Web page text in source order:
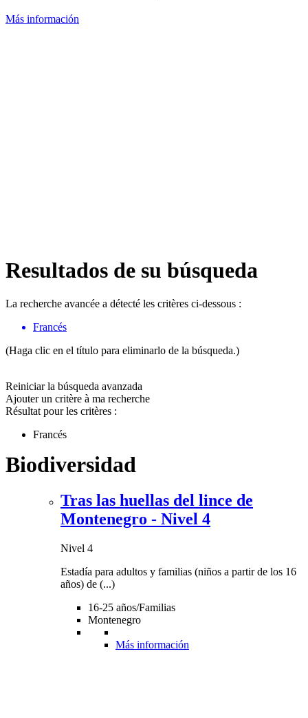
Más información
Resultados de su búsqueda
La recherche avancée a détecté les critères ci-dessous :
Francés
(Haga clic en el título para eliminarlo de la búsqueda.)
Reiniciar la búsqueda avanzada
Ajouter un critère à ma recherche
Résultat pour les critères :
Francés
Biodiversidad
Tras las huellas del lince de
Montenegro - Nivel 4
Nivel 4
Estadía para adultos y familias (niños a partir de los 16
años) de (...)
16-25 años/Familias
Montenegro
Más información